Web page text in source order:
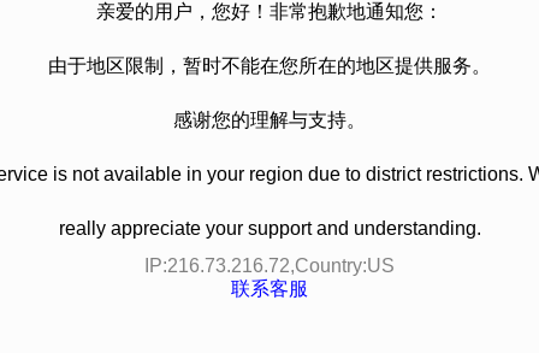
亲爱的用户，您好！非常抱歉地通知您：
由于地区限制，暂时不能在您所在的地区提供服务。
感谢您的理解与支持。
is not available in your region due to district restrictions.
really appreciate your support and understanding.
IP:216.73.216.72,Country:US
联系客服